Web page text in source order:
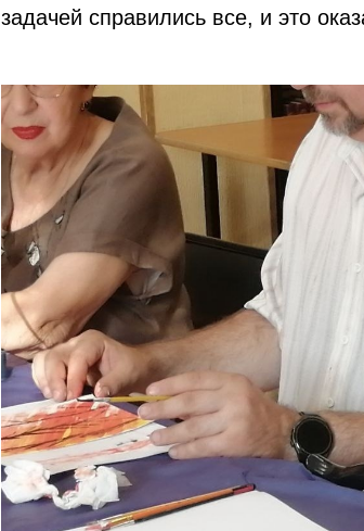
задачей справились все, и это